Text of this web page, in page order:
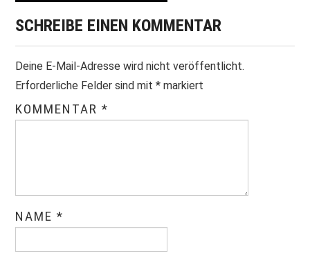
SCHREIBE EINEN KOMMENTAR
Deine E-Mail-Adresse wird nicht veröffentlicht.
Erforderliche Felder sind mit* markiert
KOMMENTAR*
NAME*